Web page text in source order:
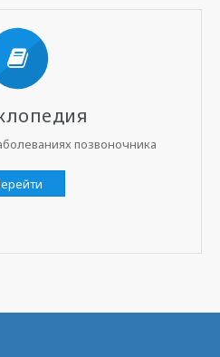
позвоночника